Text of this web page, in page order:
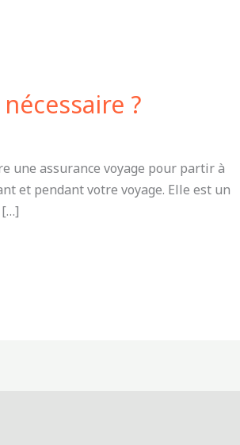
?
une assurance voyage pour partir à
et pendant votre voyage. Elle est un
[…]